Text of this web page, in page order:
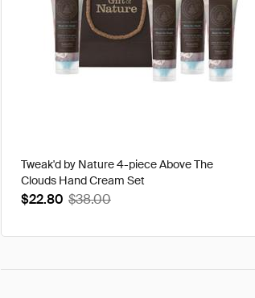
Tweak'd by Nature 4-piece Above The
Clouds Hand Cream Set
$22.80 $38.00